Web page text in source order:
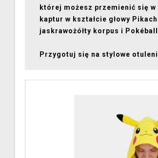
której możesz przemienić się w
kaptur w kształcie głowy
jaskrawożółty korpus i
Przygotuj się na stylowe